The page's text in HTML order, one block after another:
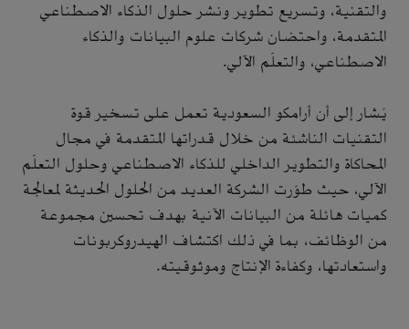
والتقنية، وتسريع تطوير ونشر حلول الذكاء الاصطناعي
المتقدمة، واحتضان شركات علوم البيانات والذكاء
الاصطناعي، والتعلّم الآلي.
يُشار إلى أن أرامكو السعودية تعمل على تسخير قوة
التقنيات الناشئة من خلال قدراتها المتقدمة في مجال
المحاكاة والتطوير الداخلي للذكاء الاصطناعي وحلول التعلّم
الآلي، حيث طوّرت الشركة العديد من الحلول الحديثة لمعالجة
كميات هائلة من البيانات الآنية بهدف تحسين مجموعة
من الوظائف، بما في ذلك اكتشاف الهيدروكربونات
واستعادتها، وكفاءة الإنتاج وموثوقيته.